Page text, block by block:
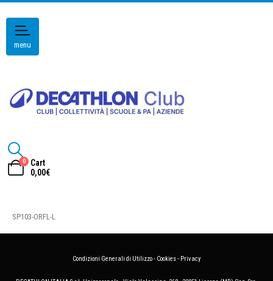
menu
0
Cart
0,00€
SP103-ORFL-L
Condizioni Generali di Utilizzo- Cookies- Privacy